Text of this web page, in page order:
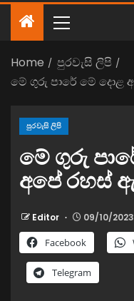
Home
පුරවැසි ලිපි
මේ ගුරු පාරේ මේ දොළ
පුරවැසි ලිපි
මේ ගුරු
අපේ රහස්
Editor 09/10/2023
Facebook
Telegram